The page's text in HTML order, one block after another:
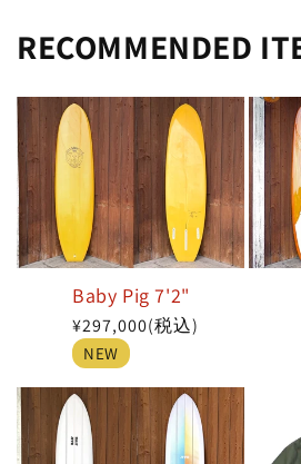
RECOMMENDED
Baby Pig 7'2"
通
常
価
格
¥297,000(税込)
NEW